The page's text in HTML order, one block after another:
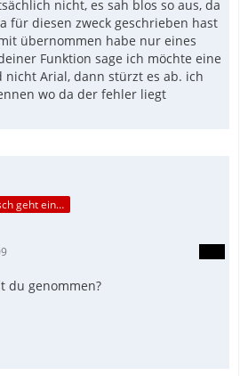
nicht, es sah blos so aus, da
für diesen zweck geschrieben hast
übernommen habe nur eines
Funktion sage ich möchte eine
Arial, dann stürzt es ab. ich
wo da der fehler liegt
Auch am Arsch geht ein Weg vorbei...
du genommen?